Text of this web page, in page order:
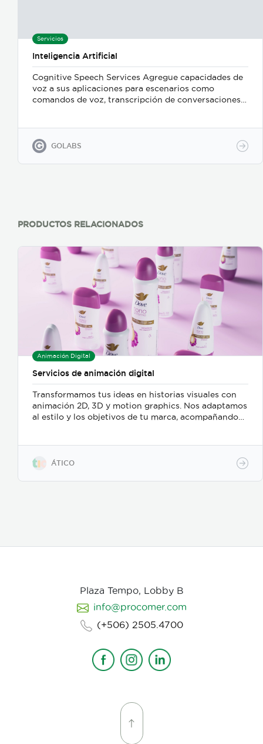
Servicios
Inteligencia Artificial
Cognitive Speech Services Agregue capacidades de
voz a sus aplicaciones para escenarios como
comandos de voz, transcripción de conversaciones y
plataforma que elija para mejorar el compromiso y la
satisfacción del cliente. Natural Language
Processing Mejore la toma de decisiones por medio
Análisis de imágenes y videos Aumente la capacidad
videos mediante la extracción de texto,
reconocimiento de rostros, detección y clasificación
de objetos. Utilice el procesamiento de datos
visuales para etiquetar contenido, desde objetos
hasta conceptos, extraer texto impreso y escrito a
mano, reconocer temas familiares como marcas y
puntos de referencia.
GOLABS
PRODUCTOS RELACIONADOS
Animación Digital
Servicios de animación digital
Transformamos tus ideas en historias visuales con
animación 2D, 3D y motion graphics. Nos adaptamos
al estilo y los objetivos de tu marca, acompañando
https://www.atico.cr/es/servicios/servicios-
ÁTICO
Plaza Tempo, Lobby B
info@procomer.com
(+506) 2505.4700